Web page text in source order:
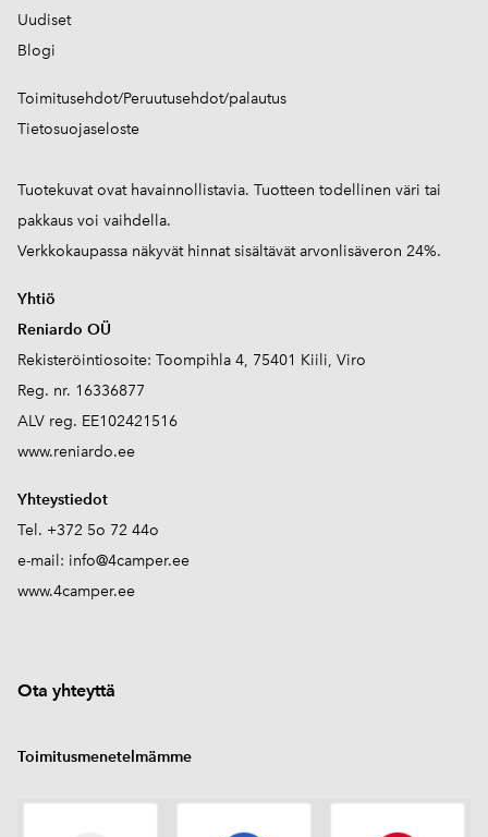
Uudiset
Blogi
Toimitusehdot/Peruutusehdot/palautus
Tietosuojaseloste
Tuotekuvat ovat havainnollistavia. Tuotteen todellinen väri tai
pakkaus voi vaihdella.
Verkkokaupassa näkyvät hinnat sisältävät arvonlisäveron 24%.
Yhtiö
Reniardo OÜ
Rekisteröintiosoite: Toompihla 4, 75401 Kiili, Viro
Reg. nr. 16336877
ALV reg. EE102421516
www.reniardo.ee
Yhteystiedot
Tel. +372 5o 72 44o
e-mail: info@4camper.ee
www.4camper.ee
Ota yhteyttä
Toimitusmenetelmämme